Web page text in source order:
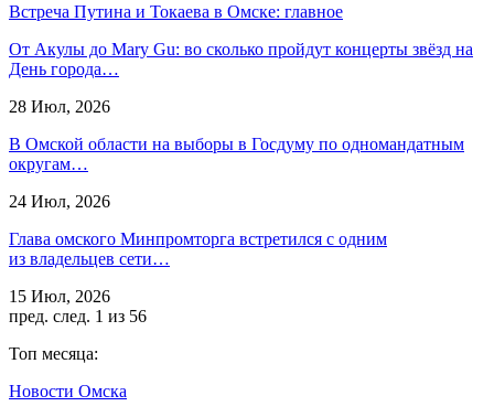
Встреча Путина и Токаева в Омске: главное
От Акулы до Mary Gu: во сколько пройдут концерты звёзд на
День города…
28 Июл, 2026
В Омской области на выборы в Госдуму по одномандатным
округам…
24 Июл, 2026
Глава омского Минпромторга встретился с одним
из владельцев сети…
15 Июл, 2026
пред. след. 1 из 56
Топ месяца:
Новости Омска